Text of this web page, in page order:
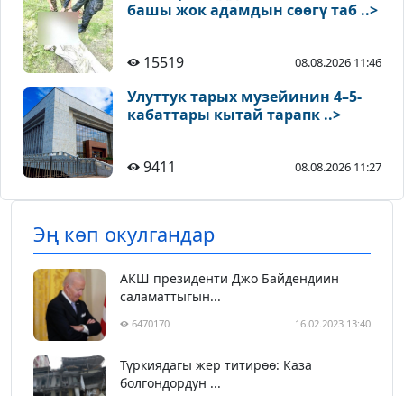
башы жок адамдын сөөгү таб ..>
15519 08.08.2026 11:46
Улуттук тарых музейинин 4–5-
кабаттары кытай тарапк ..>
9411 08.08.2026 11:27
Эң көп окулгандар
АКШ президенти Джо Байдендиин
саламаттыгын...
6470170 16.02.2023 13:40
Түркиядагы жер титирөө: Каза
болгондордун ...